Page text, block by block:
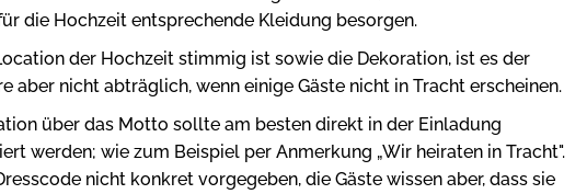
die Hochzeit entsprechende Kleidung besorgen.
der Hochzeit stimmig ist sowie die Dekoration, ist es der
aber nicht abträglich, wenn einige Gäste nicht in Tracht erscheinen.
über das Motto sollte am besten direkt in der Einladung
werden; wie zum Beispiel per Anmerkung „Wir heiraten in Tracht".
nicht konkret vorgegeben, die Gäste wissen aber, dass sie